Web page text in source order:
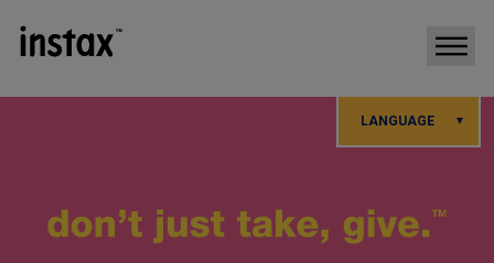
LANGUAGE
简体中文